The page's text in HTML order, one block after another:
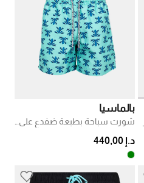
بالماسيا
د.إ 440,00